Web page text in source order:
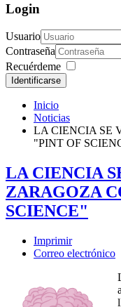
Login
Usuario
Contraseña
Recuérdeme
Identificarse
Inicio
Noticias
LA CIENCIA SE
"PINT OF
LA CIENCIA
ZARAGOZA
SCIENCE"
Imprimir
Correo electrónico